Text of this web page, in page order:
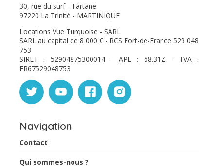
30, rue du surf - Tartane
97220 La Trinité - MARTINIQUE
Locations Vue Turquoise - SARL
SARL au capital de 8 000 € - RCS Fort-de-France 529 048
753
SIRET : 52904875300014 - APE : 68.31Z - TVA :
FR67529048753
Navigation
Contact
Qui sommes-nous ?